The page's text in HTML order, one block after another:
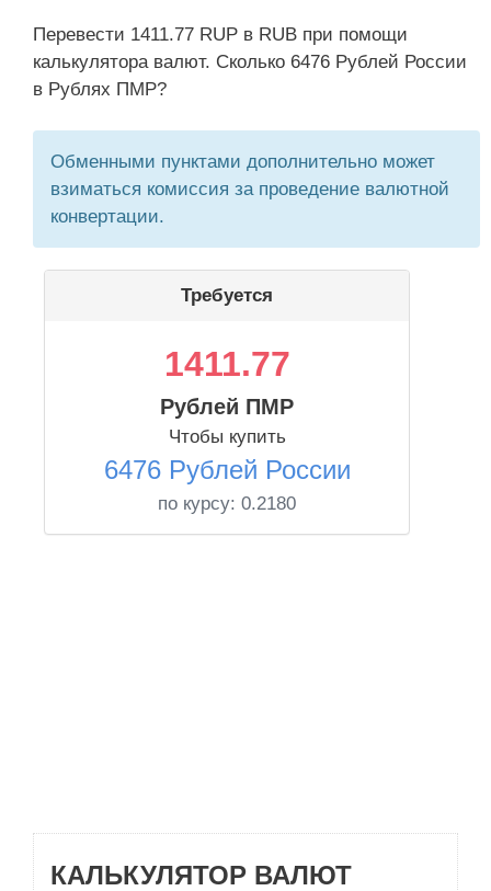
Перевести 1411.77 RUP в RUB при помощи
калькулятора валют. Сколько 6476 Рублей России
в Рублях ПМР?
Обменными пунктами дополнительно может
взиматься комиссия за проведение валютной
конвертации.
Требуется
1411.77
Рублей ПМР
Чтобы купить
6476 Рублей России
по курсу: 0.2180
КАЛЬКУЛЯТОР ВАЛЮТ